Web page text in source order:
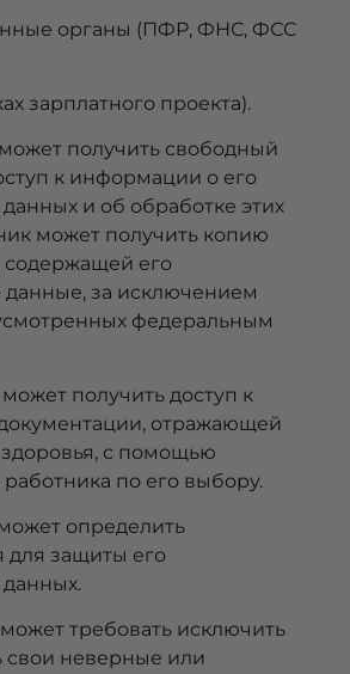
органы (ПФР, ФНС, ФСС
зарплатного проекта).
получить свободный
к информации о его
и об обработке этих
может получить копию
его
за исключением
федеральным
получить доступ к
отражающей
здоровья, с помощью
по его выбору.
определить
для защиты его
требовать исключить
свои неверные или